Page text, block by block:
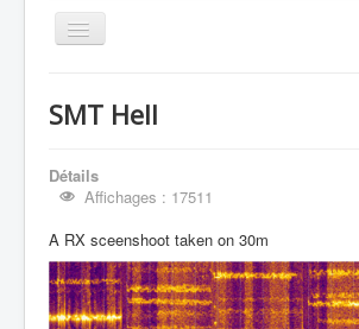
SMT Hell
Détails
Affichages : 17511
A RX sceenshoot taken on 30m